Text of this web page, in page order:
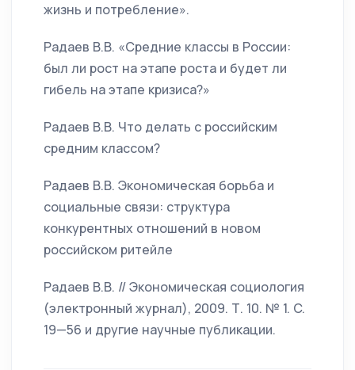
жизнь и потребление».
Радаев В.В. «Средние классы в России:
был ли рост на этапе роста и будет ли
гибель на этапе кризиса?»
Радаев В.В. Что делать с российским
средним классом?
Радаев В.В. Экономическая борьба и
социальные связи: структура
конкурентных отношений в новом
российском ритейле
Радаев В.В. // Экономическая социология
(электронный журнал), 2009. Т. 10. № 1. C.
19—56 и другие научные публикации.